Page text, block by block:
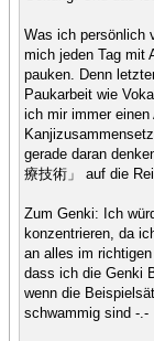
Was ich persönlich
mich jeden Tag mit
pauken. Denn
Paukarbeit wie
ich mir immer
gerade daran
療技術」 auf die
Zum Genki: Ich
konzentrieren, da
an alles im
dass ich die Genki
wenn die
schwammig sind -.-